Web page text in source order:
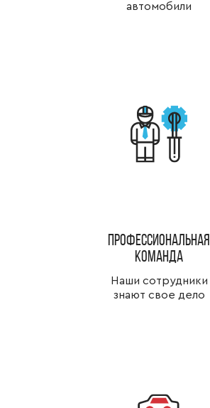
автомобили
Профессиональная
команда
Наши сотрудники
знают свое дело